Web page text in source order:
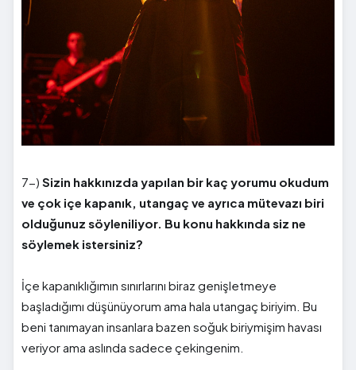
7-) Sizin hakkınızda yapılan bir kaç yorumu okudum
ve çok içe kapanık, utangaç ve ayrıca mütevazı biri
olduğunuz söyleniliyor. Bu konu hakkında siz ne
söylemek istersiniz?
İçe kapanıklığımın sınırlarını biraz genişletmeye
başladığımı düşünüyorum ama hala utangaç biriyim. Bu
beni tanımayan insanlara bazen soğuk biriymişim havası
veriyor ama aslında sadece çekingenim.